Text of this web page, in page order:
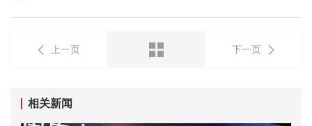
上一页 下一页
相关新闻